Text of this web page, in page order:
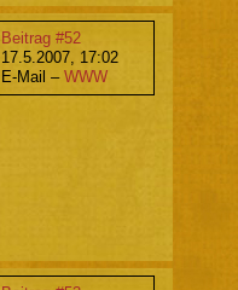
Beitrag #52
17.5.2007, 17:02
E-Mail – WWW